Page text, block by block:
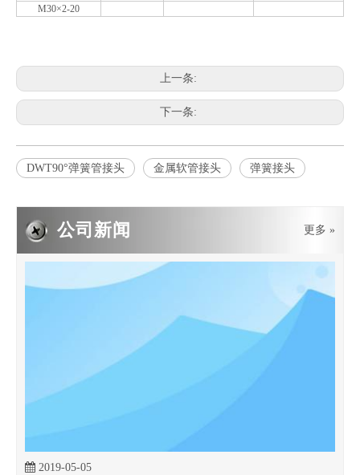
M30×2-20
上一条:
下一条:
DWT90°弹簧管接头 金属软管接头 弹簧接头
公司新闻 更多 »
PE波纹管PP软管的基础
PE波纹管给水管道的基础用来防止管道不均匀沉陷造成管道破裂
2019-05-05